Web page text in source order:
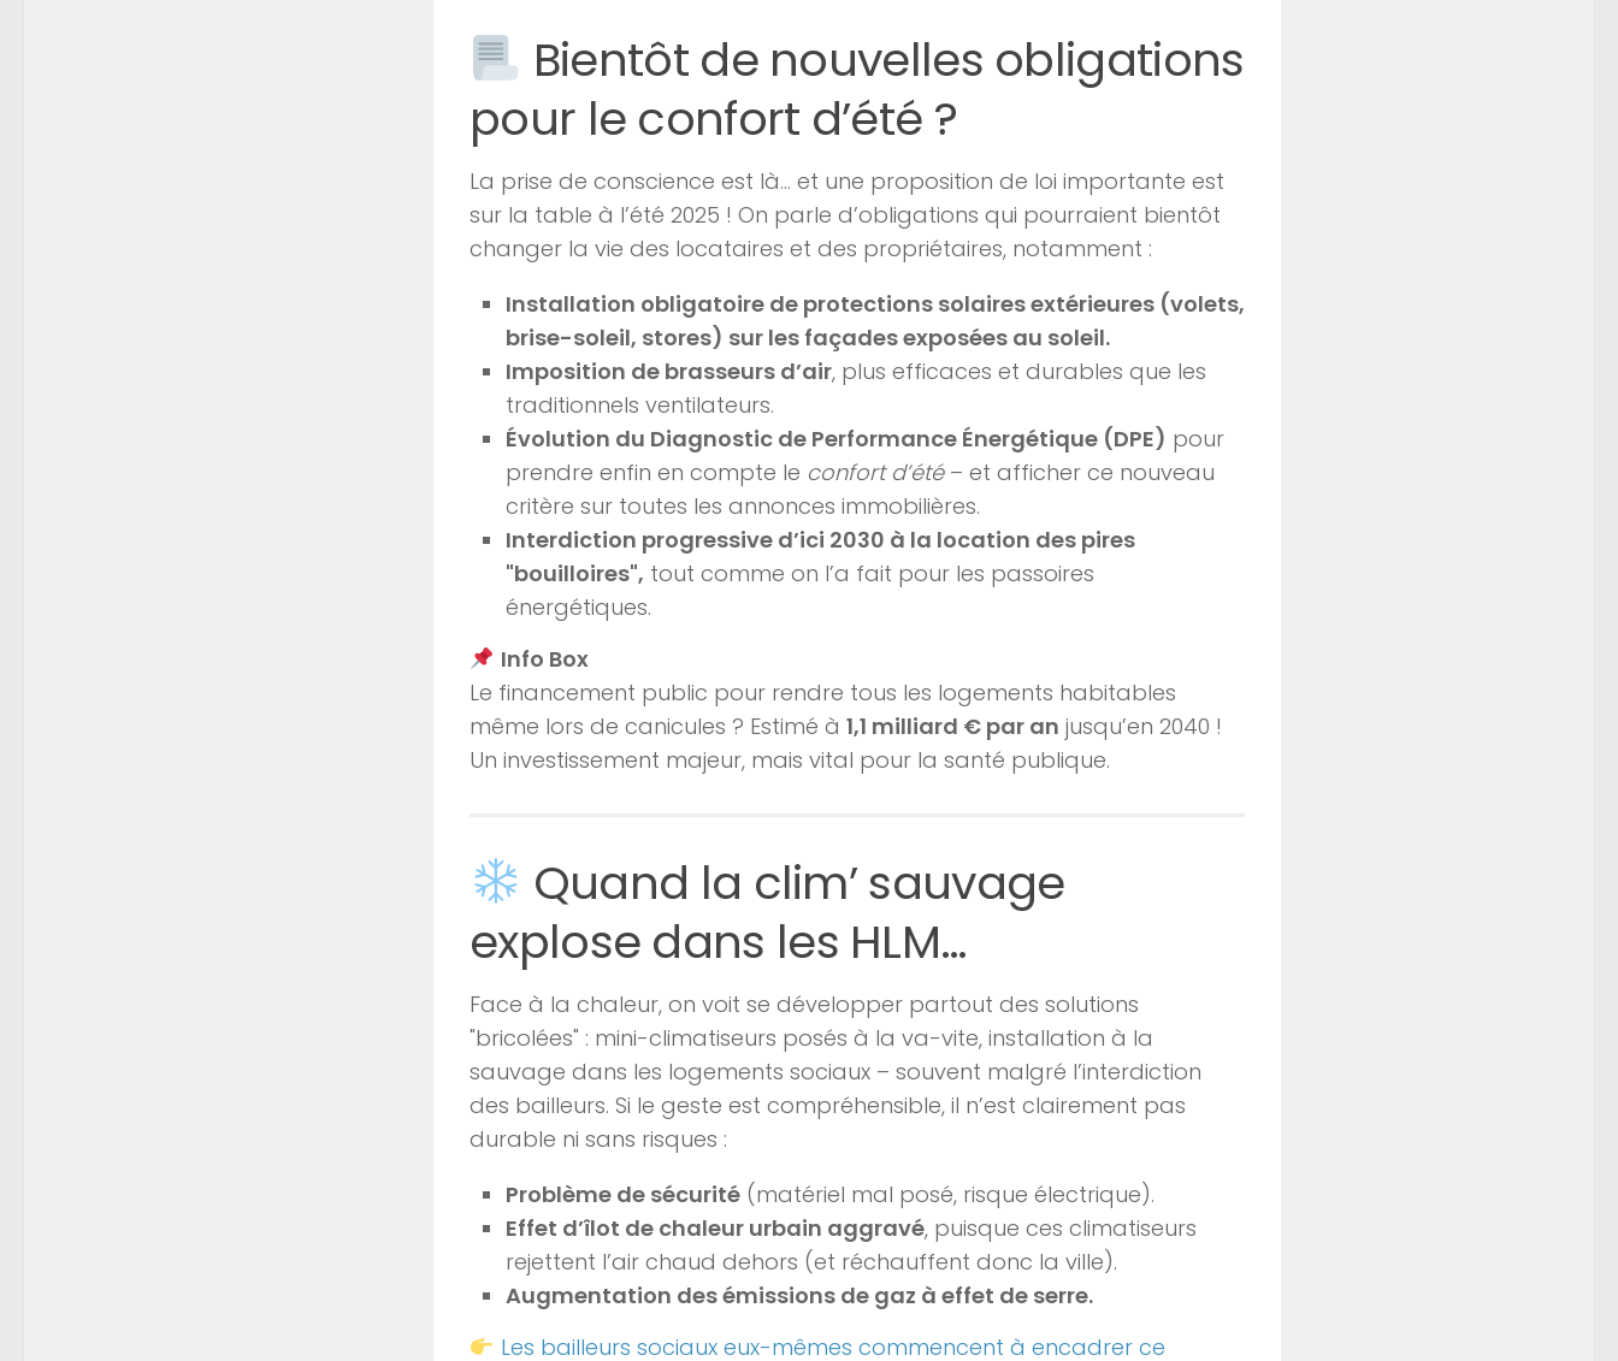
Bientôt de nouvelles obligations
pour le confort d’été ?
La prise de conscience est là… et une proposition de loi importante est
sur la table à l’été 2025 ! On parle d’obligations qui pourraient bientôt
changer la vie des locataires et des propriétaires, notamment :
Installation obligatoire de protections solaires extérieures (volets,
brise-soleil, stores) sur les façades exposées au soleil.
Imposition de brasseurs d’air, plus efficaces et durables que les
traditionnels ventilateurs.
Évolution du Diagnostic de Performance Énergétique (DPE) pour
prendre enfin en compte le confort d’été– et afficher ce nouveau
critère sur toutes les annonces immobilières.
Interdiction progressive d’ici 2030 à la location des pires
"bouilloires", tout comme on l’a fait pour les passoires
énergétiques.
Info Box
Le financement public pour rendre tous les logements habitables
même lors de canicules ? Estimé à 1,1 milliard € par an jusqu’en 2040 !
Un investissement majeur, mais vital pour la santé publique.
Quand la clim’ sauvage
explose dans les HLM…
Face à la chaleur, on voit se développer partout des solutions
"bricolées" : mini-climatiseurs posés à la va-vite, installation à la
sauvage dans les logements sociaux – souvent malgré l’interdiction
des bailleurs. Si le geste est compréhensible, il n’est clairement pas
durable ni sans risques :
Problème de sécurité (matériel mal posé, risque électrique).
Effet d’îlot de chaleur urbain aggravé, puisque ces climatiseurs
rejettent l’air chaud dehors (et réchauffent donc la ville).
Augmentation des émissions de gaz à effet de serre.
Les bailleurs sociaux eux-mêmes commencent à encadrer ce